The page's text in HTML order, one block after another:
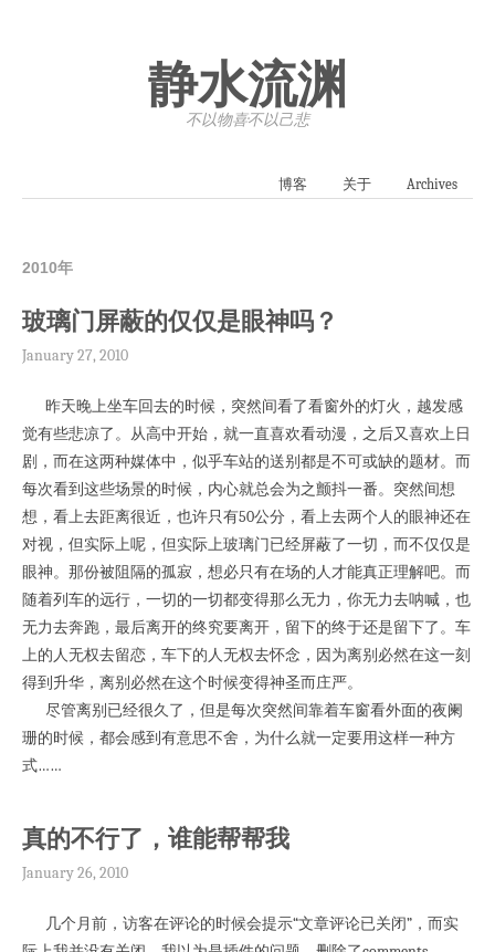
静水流渊
不以物喜·不以己悲
博客 关于 Archives
2010年
玻璃门屏蔽的仅仅是眼神吗？
January 27, 2010
昨天晚上坐车回去的时候，突然间看了看窗外的灯火，越发感
觉有些悲凉了。从高中开始，就一直喜欢看动漫，之后又喜欢上日
剧，而在这两种媒体中，似乎车站的送别都是不可或缺的题材。而
每次看到这些场景的时候，内心就总会为之颤抖一番。突然间想
想，看上去距离很近，也许只有50公分，看上去两个人的眼神还在
对视，但实际上呢，但实际上玻璃门已经屏蔽了一切，而不仅仅是
眼神。那份被阻隔的孤寂，想必只有在场的人才能真正理解吧。而
随着列车的远行，一切的一切都变得那么无力，你无力去呐喊，也
无力去奔跑，最后离开的终究要离开，留下的终于还是留下了。车
上的人无权去留恋，车下的人无权去怀念，因为离别必然在这一刻
得到升华，离别必然在这个时候变得神圣而庄严。
尽管离别已经很久了，但是每次突然间靠着车窗看外面的夜阑
珊的时候，都会感到有意思不舍，为什么就一定要用这样一种方
式……
真的不行了，谁能帮帮我
January 26, 2010
几个月前，访客在评论的时候会提示“文章评论已关闭”，而实